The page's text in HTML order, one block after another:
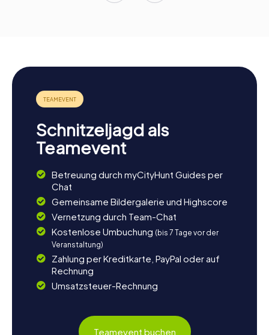
Schnitzeljagd als
Teamevent
Betreuung durch myCityHunt Guides per
Chat
Gemeinsame Bildergalerie und Highscore
Vernetzung durch Team-Chat
Kostenlose Umbuchung (bis 7 Tage vor der
Veranstaltung)
Zahlung per Kreditkarte, PayPal oder auf
Rechnung
Umsatzsteuer-Rechnung
Teamevent buchen